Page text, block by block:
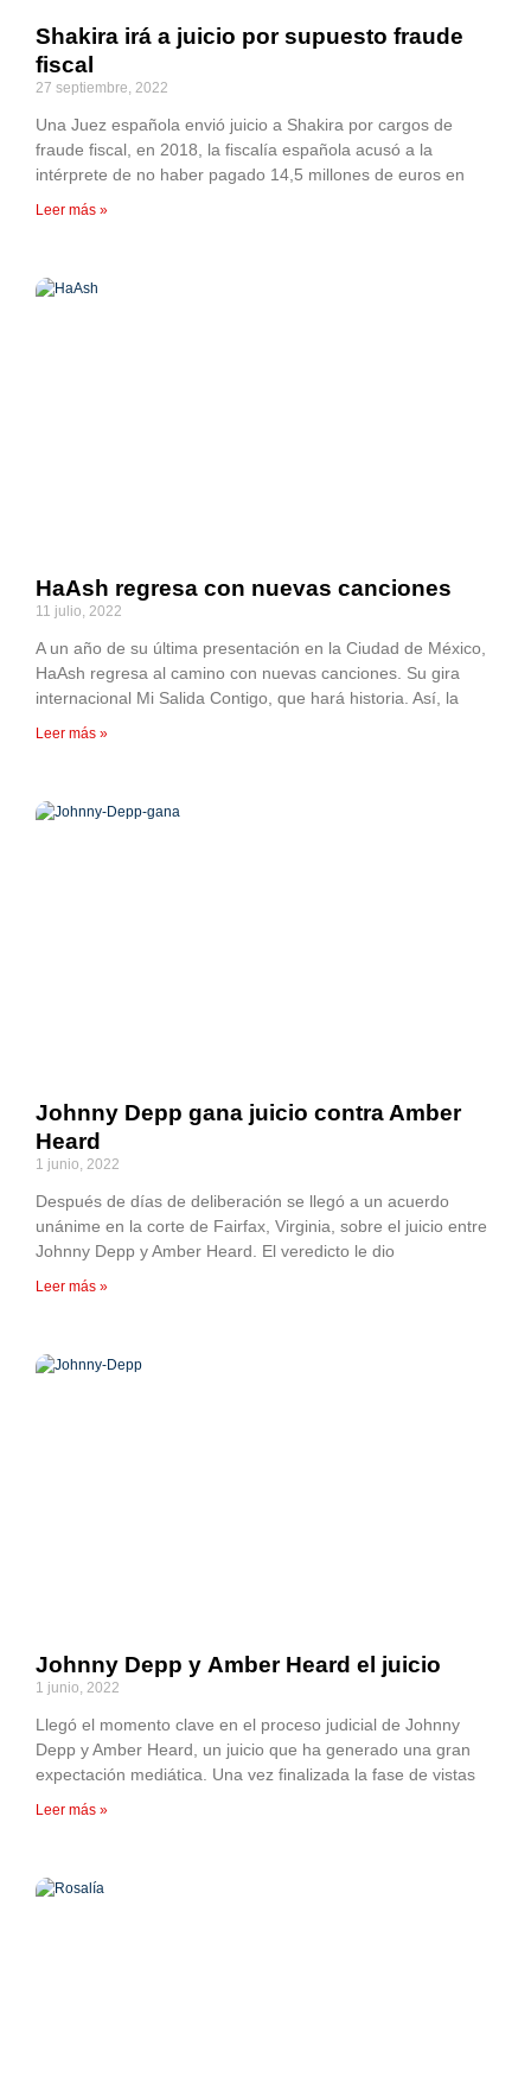
Shakira irá a juicio por supuesto fraude
fiscal
27 septiembre, 2022
Una Juez española envió juicio a Shakira por cargos de
fraude fiscal, en 2018, la fiscalía española acusó a la
intérprete de no haber pagado 14,5 millones de euros en
Leer más »
HaAsh regresa con nuevas canciones
11 julio, 2022
A un año de su última presentación en la Ciudad de México,
HaAsh regresa al camino con nuevas canciones. Su gira
internacional Mi Salida Contigo, que hará historia. Así, la
Leer más »
Johnny Depp gana juicio contra Amber
Heard
1 junio, 2022
Después de días de deliberación se llegó a un acuerdo
unánime en la corte de Fairfax, Virginia, sobre el juicio entre
Johnny Depp y Amber Heard. El veredicto le dio
Leer más »
Johnny Depp y Amber Heard el juicio
1 junio, 2022
Llegó el momento clave en el proceso judicial de Johnny
Depp y Amber Heard, un juicio que ha generado una gran
expectación mediática. Una vez finalizada la fase de vistas
Leer más »